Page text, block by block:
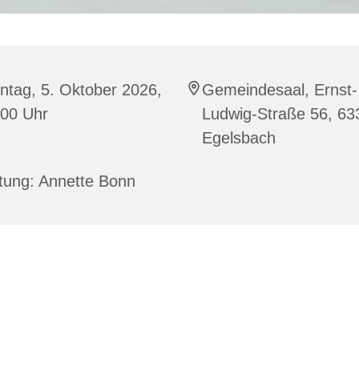
5. Oktober 2026,
Uhr
Gemeindesaal, Ernst-
Ludwig-Straße 56,
Egelsbach
Annette Bonn